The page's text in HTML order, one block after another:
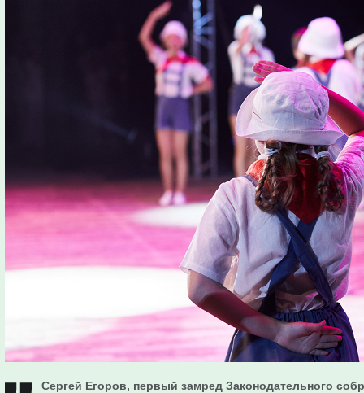
Сергей Егоров, первый замред Законодательного